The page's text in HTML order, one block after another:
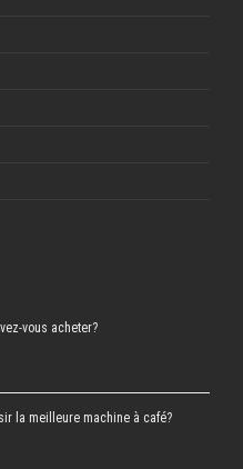
vous acheter?
la meilleure machine à café?